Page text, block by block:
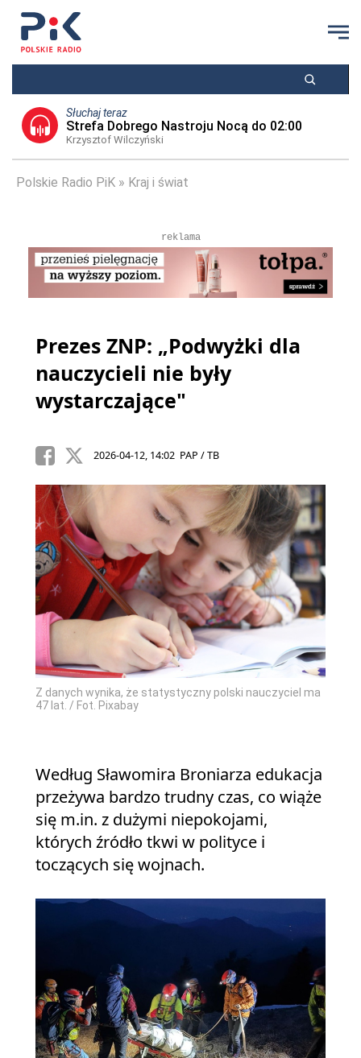
Słuchaj teraz
Strefa Dobrego Nastroju Nocą do 02:00
Krzysztof Wilczyński
Polskie Radio PiK Kraj i świat
reklama
Prezes ZNP: „Podwyżki dla
nauczycieli nie były
wystarczające"
2026-04-12, 14:02 PAP / TB
Z danych wynika, że statystyczny polski nauczyciel ma
47 lat. / Fot. Pixabay
Według Sławomira Broniarza edukacja
przeżywa bardzo trudny czas, co wiąże
się m.in. z dużymi niepokojami,
których źródło tkwi w polityce i
toczących się wojnach.